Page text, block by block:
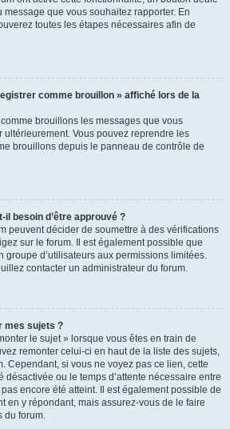
message que vous souhaitez rapporter. En
toutes les étapes nécessaires afin de
comme brouillon » affiché lors de la
comme brouillons les messages que vous
Vous pouvez reprendre les
brouillons depuis le panneau de contrôle de
il besoin d’être approuvé ?
peuvent décider de soumettre à des vérifications
sur le forum. Il est également possible que
groupe d’utilisateurs aux permissions limitées.
contacter un administrateur du forum.
mes sujets ?
le sujet » lorsque vous êtes en train de
remonter celui-ci en haut de la liste des sujets,
Cependant, si vous ne voyez pas ce lien, cette
désactivée ou le temps d’attente nécessaire entre
pas encore été atteint. Il est également possible de
en y répondant, mais assurez-vous de le faire
du forum.